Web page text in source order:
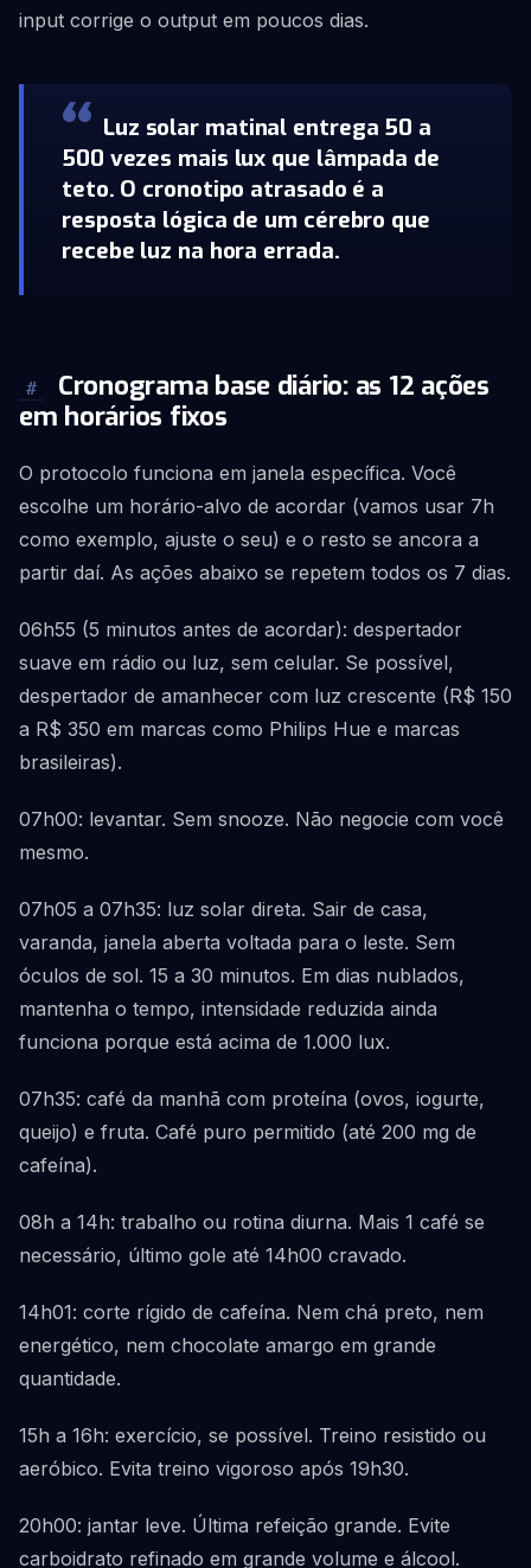
input corrige o output em poucos dias.
Luz solar matinal entrega 50 a
500 vezes mais lux que lâmpada de
teto. O cronotipo atrasado é a
resposta lógica de um cérebro que
recebe luz na hora errada.
#
Cronograma base diário: as 12 ações
em horários fixos
O protocolo funciona em janela específica. Você
escolhe um horário-alvo de acordar (vamos usar 7h
como exemplo, ajuste o seu) e o resto se ancora a
partir daí. As ações abaixo se repetem todos os 7 dias.
06h55 (5 minutos antes de acordar): despertador
suave em rádio ou luz, sem celular. Se possível,
despertador de amanhecer com luz crescente (R$ 150
a R$ 350 em marcas como Philips Hue e marcas
brasileiras).
07h00: levantar. Sem snooze. Não negocie com você
mesmo.
07h05 a 07h35: luz solar direta. Sair de casa,
varanda, janela aberta voltada para o leste. Sem
óculos de sol. 15 a 30 minutos. Em dias nublados,
mantenha o tempo, intensidade reduzida ainda
funciona porque está acima de 1.000 lux.
07h35: café da manhã com proteína (ovos, iogurte,
queijo) e fruta. Café puro permitido (até 200 mg de
cafeína).
08h a 14h: trabalho ou rotina diurna. Mais 1 café se
necessário, último gole até 14h00 cravado.
14h01: corte rígido de cafeína. Nem chá preto, nem
energético, nem chocolate amargo em grande
quantidade.
15h a 16h: exercício, se possível. Treino resistido ou
aeróbico. Evita treino vigoroso após 19h30.
20h00: jantar leve. Última refeição grande. Evite
carboidrato refinado em grande volume e álcool.